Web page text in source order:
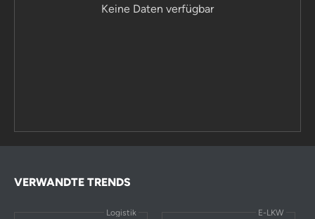
Automotive
Keine Daten verfügbar
VERWANDTE TRENDS
Logistik E-LKW